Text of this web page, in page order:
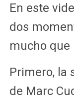
En este
dos
mucho que
Primero, la
de Marc